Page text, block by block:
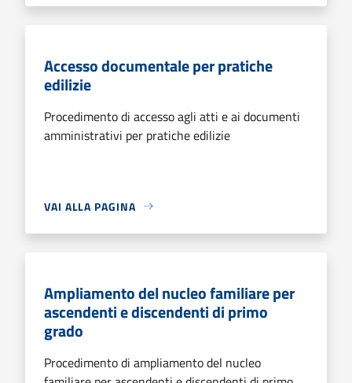
Accesso documentale per pratiche
edilizie
Procedimento di accesso agli atti e ai documenti
amministrativi per pratiche edilizie
VAI ALLA PAGINA
Ampliamento del nucleo familiare per
ascendenti e discendenti di primo
grado
Procedimento di ampliamento del nucleo